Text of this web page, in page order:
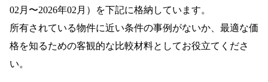
02月〜2026年02月）を下記に格納しています。
所有されている物件に近い条件の事例がないか、最適な価
格を知るための客観的な比較材料としてお役立てくださ
い。